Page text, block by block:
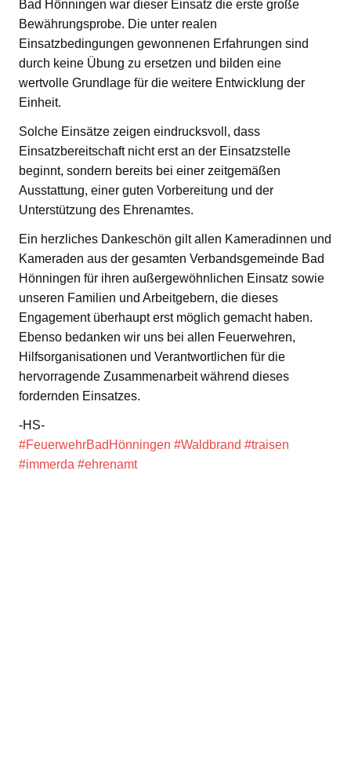
Bad Hönningen war dieser Einsatz die erste große
Bewährungsprobe. Die unter realen
Einsatzbedingungen gewonnenen Erfahrungen sind
durch keine Übung zu ersetzen und bilden eine
wertvolle Grundlage für die weitere Entwicklung der
Einheit.
Solche Einsätze zeigen eindrucksvoll, dass
Einsatzbereitschaft nicht erst an der Einsatzstelle
beginnt, sondern bereits bei einer zeitgemäßen
Ausstattung, einer guten Vorbereitung und der
Unterstützung des Ehrenamtes.
Ein herzliches Dankeschön gilt allen Kameradinnen und
Kameraden aus der gesamten Verbandsgemeinde Bad
Hönningen für ihren außergewöhnlichen Einsatz sowie
unseren Familien und Arbeitgebern, die dieses
Engagement überhaupt erst möglich gemacht haben.
Ebenso bedanken wir uns bei allen Feuerwehren,
Hilfsorganisationen und Verantwortlichen für die
hervorragende Zusammenarbeit während dieses
fordernden Einsatzes.
-HS-
#FeuerwehrBadHönningen #Waldbrand #traisen
#immerda #ehrenamt